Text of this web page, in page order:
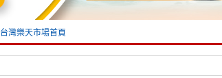
台灣樂天市場首頁